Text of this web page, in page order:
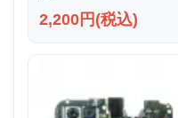
2,200円(税込)